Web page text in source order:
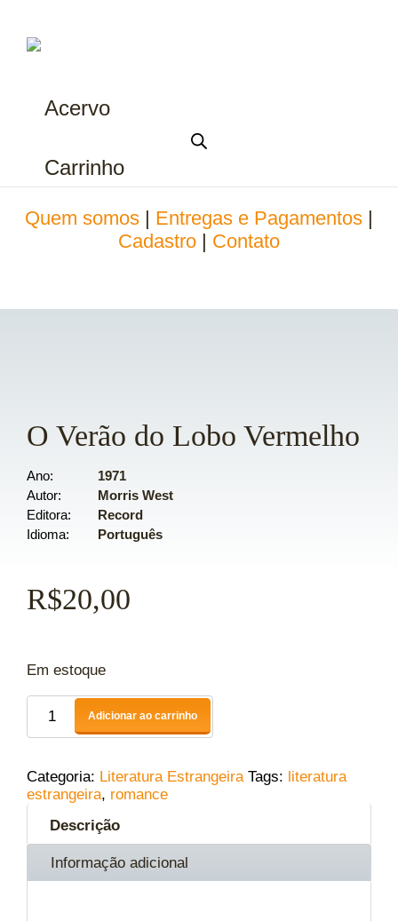
Acervo
Carrinho
Quem somos Entregas e Pagamentos
Cadastro
Contato
O Verão do Lobo Vermelho
Ano
1971
Autor
Morris West
Editora
Record
Idioma
Português
R$20,00
Em estoque
Adicionar ao carrinho
Categoria: Literatura Estrangeira Tags: literatura
estrangeira, romance
Descrição
Informação adicional